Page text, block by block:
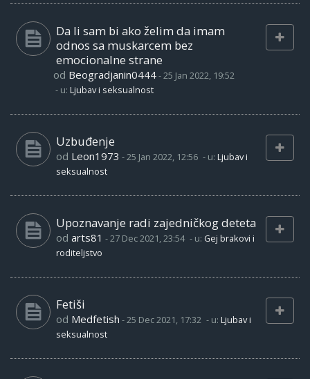
Da li sam bi ako želim da imam
odnos sa muskarcem bez
emocionalne strane
od Beogradjanin0444-25 Jan 2022, 19:52
- u: Ljubav i seksualnost
Uzbuđenje
od Leon1973 -25 Jan 2022, 12:56 - u: Ljubav i
seksualnost
Upoznavanje radi zajedničkog deteta
od arts81 -27 Dec 2021, 23:54 - u: Gej brakovi i
roditeljstvo
Fetiši
od Medfetish -25 Dec 2021, 17:32 - u: Ljubav i
seksualnost